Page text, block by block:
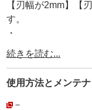
【刃幅が2mm】【
す。
・
従来品は【1.刃付
点が2つありました。
1. 刃部分をくさび
理にかなわない形
きにくい製品でし
続きを読む...
使用方法と メンテ
－